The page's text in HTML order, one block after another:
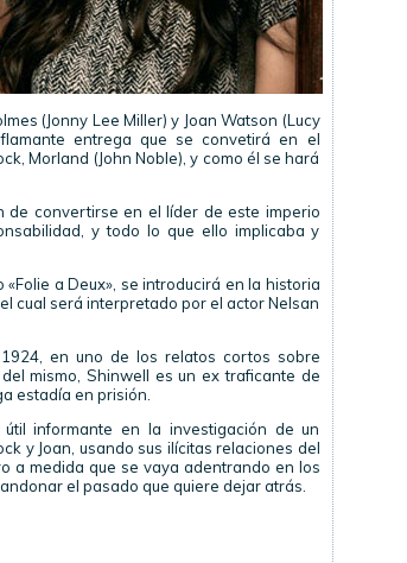
(Jonny Lee Miller) y Joan Watson (Lucy
entrega que se convetirá en el
Morland (John Noble), y como él se hará
de convertirse en el líder de este imperio
y todo lo que ello implicaba y
a Deux», se introducirá en la historia
cual será interpretado por el actor Nelsan
en uno de los relatos cortos sobre
mismo, Shinwell es un ex traficante de
estadía en prisión.
informante en la investigación de un
y Joan, usando sus ilícitas relaciones del
a medida que se vaya adentrando en los
el pasado que quiere dejar atrás.